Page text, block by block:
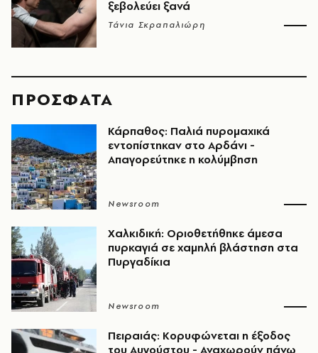
ξεβολεύει ξανά
Τάνια Σκραπαλιώρη
ΠΡΟΣΦΑΤΑ
Κάρπαθος: Παλιά πυρομαχικά
εντοπίστηκαν στο Αρδάνι -
Απαγορεύτηκε η κολύμβηση
Newsroom
Χαλκιδική: Οριοθετήθηκε άμεσα
πυρκαγιά σε χαμηλή βλάστηση στα
Πυργαδίκια
Newsroom
Πειραιάς: Κορυφώνεται η έξοδος
του Αυγούστου - Αναχωρούν πάνω